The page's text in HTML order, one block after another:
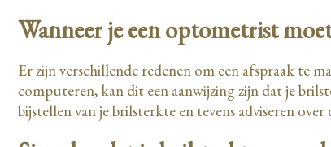
Wanneer je een optometrist
Er zijn verschillende redenen om een afspraak te
computeren, kan dit een aanwijzing zijn dat je
bijstellen van je brilsterkte en tevens adviseren